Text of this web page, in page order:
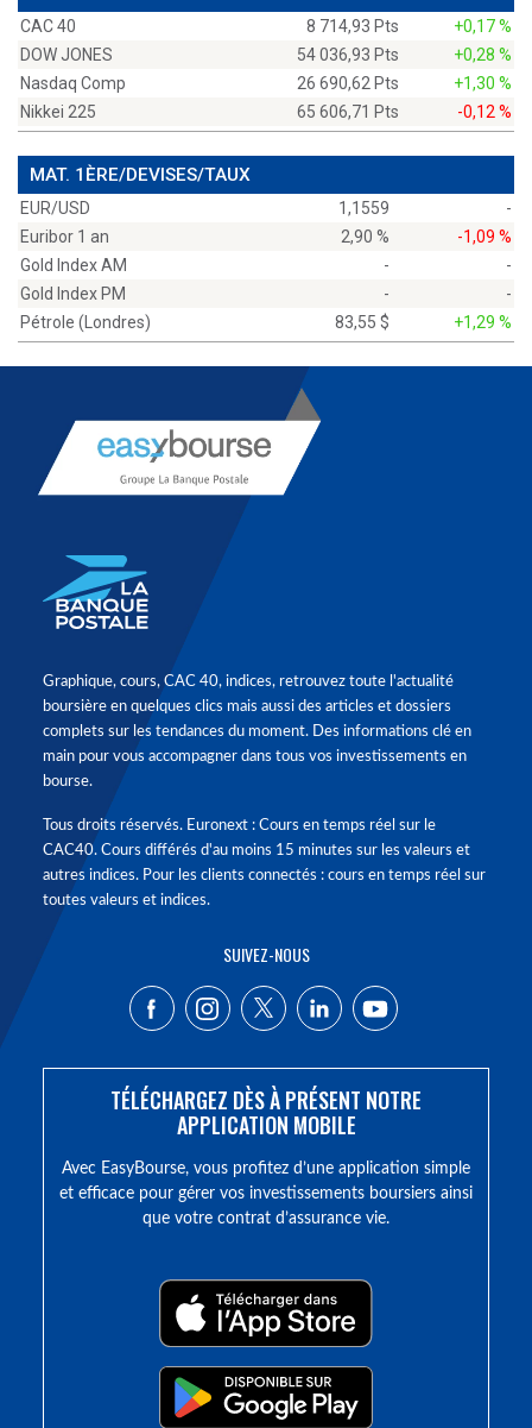
CAC 40 8 714,93 Pts
+0,17 %
DOW JONES
54 036,93 Pts
+0,28 %
Nasdaq Comp
26 690,62 Pts
+1,30 %
Nikkei 225
65 606,71 Pts -0,12 %
MAT. 1ÈRE/DEVISES/TAUX
EUR/USD 1,1559
-
Euribor 1 an
2,90 %
-1,09 %
Gold Index AM
-
-
Gold Index PM
-
-
Pétrole (Londres)
83,55 $ +1,29 %
Graphique, cours, CAC 40, indices, retrouvez toute l'actualité
boursière en quelques clics mais aussi des articles et dossiers
complets sur les tendances du moment. Des informations clé en
main pour vous accompagner dans tous vos investissements en
bourse.
Tous droits réservés. Euronext : Cours en temps réel sur le
CAC40. Cours différés d'au moins 15 minutes sur les valeurs et
autres indices. Pour les clients connectés : cours en temps réel sur
toutes valeurs et indices.
SUIVEZ-NOUS
TÉLÉCHARGEZ DÈS À PRÉSENT NOTRE
APPLICATION MOBILE
Avec EasyBourse, vous profitez d’une application simple
et efficace pour gérer vos investissements boursiers ainsi
que votre contrat d’assurance vie.